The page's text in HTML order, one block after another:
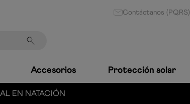
Contáctanos (PQRS)
Accesorios Protección solar
EN NATACIÓN